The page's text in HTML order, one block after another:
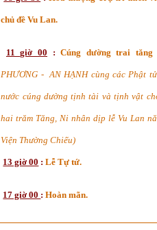
chủ đề Vu Lan.
11 giờ 00 : Cúng dường trai tăng
PHƯƠNG - AN HẠNH cùng các Phật
nước cúng dường tịnh tài và tịnh vật
hai trăm Tăng, Ni nhân dịp lễ Vu Lan
Viện Thường Chiếu)
13 giờ 00 : Lễ Tự tứ.
17 giờ 00 : Hoàn mãn.